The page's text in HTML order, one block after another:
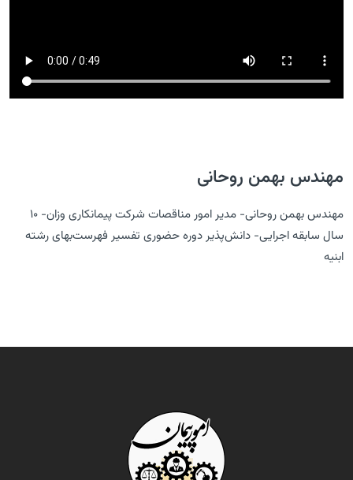
مهندس بهمن روحانی
مهندس بهمن روحانی- مدیر امور مناقصات شرکت پیمانکاری وزان- 10
سال سابقه اجرایی- دانش‌پذیر دوره حضوری تفسیر فهرست‌بهای رشته
ابنیه